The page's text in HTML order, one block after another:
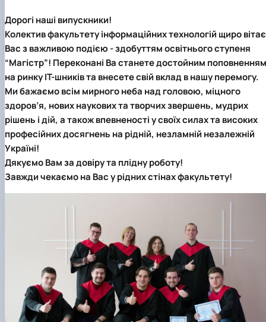
Дорогі наші випускники!
Колектив факультету інформаційних технологій щиро вітає
Вас з важливою подією - здобуттям освітнього ступеня
“Магістр”! Переконані Ва станете достойним поповненням
на ринку ІТ-шників та внесете свій вклад в нашу перемогу.
Ми бажаємо всім мирного неба над головою, міцного
здоров’я, нових наукових та творчих звершень, мудрих
рішень і дій, а також впевненості у своїх силах та високих
професійних досягнень на рідній, незламній незалежній
Україні!
Дякуємо Вам за довіру та плідну роботу!
Завжди чекаємо на Вас у рідних стінах факультету!